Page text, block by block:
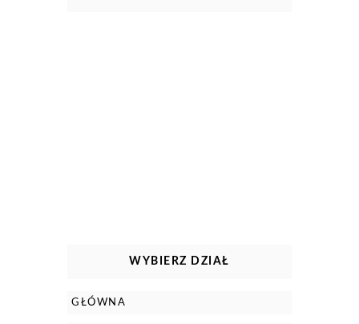
WYBIERZ DZIAŁ
GŁÓWNA